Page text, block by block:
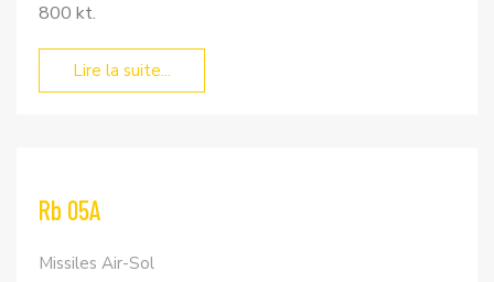
800 kt.
Lire la suite...
Rb 05A
Missiles Air-Sol